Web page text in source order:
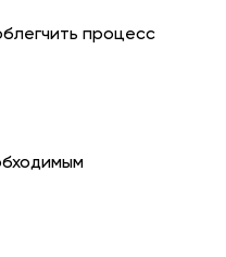
процесс